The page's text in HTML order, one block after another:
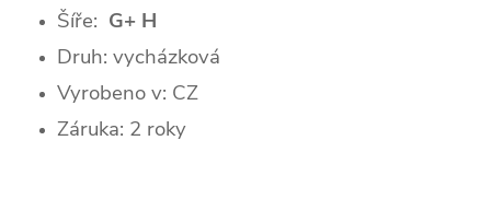
Šíře: G+ H
Druh: vycházková
Vyrobeno v: CZ
Záruka: 2 roky